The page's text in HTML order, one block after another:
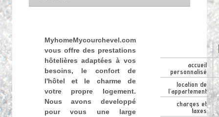
MyhomeMycourchevel.com
vous offre des prestations
hôtelières adaptées à vos
besoins, le confort de
l'hôtel et le charme de
votre propre logement.
Nous avons developpé
pour vous une large
accueil
personnalisé
location de
l'appartement
charges et
taxes